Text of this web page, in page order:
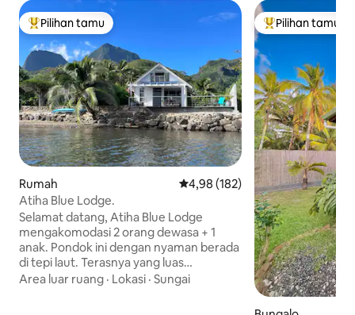
Pilihan tamu terpopuler
Pilihan tamu
Rumah Nilai rata-rata 4,98 dari 5, 182
4,98 (182)
Atiha Blue Lodge.
Selamat datang, Atiha Blue Lodge
mengakomodasi 2 orang dewasa + 1
anak. Pondok ini dengan nyaman berada
di tepi laut. Terasnya yang luas
menawarkan pemandangan indah Teluk
Area luar ruang · Lokasi · Sungai
Pilihan tamu
Pilihan tamu